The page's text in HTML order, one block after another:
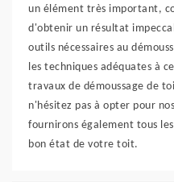
un élément très important,
d'obtenir un résultat
outils nécessaires au
les techniques adéquates à
travaux de démoussage de
n'hésitez pas à opter pour
fournirons également tous
bon état de votre toit.